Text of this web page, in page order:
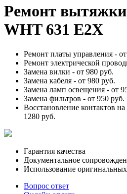
Ремонт
WHT 631 E2X
Ремонт платы управления -
Ремонт электрической
Замена вилки - от 980 руб.
Замена кабеля - от 980 руб.
Замена ламп освещения - от
Замена фильтров - от 950 руб.
Восстановление контактов
1280 руб.
Гарантия качества
Документальное
Использование оригинальных
Вопрос ответ